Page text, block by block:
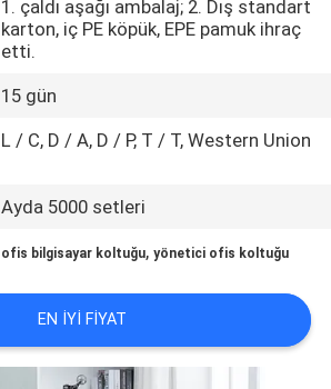
1. çaldı aşağı ambalaj; 2. Dış standart
karton, iç PE köpük, EPE pamuk ihraç
etti.
15 gün
L / C, D / A, D / P, T / T, Western Union
Ayda 5000 setleri
ofis bilgisayar koltuğu,yönetici ofis koltuğu
EN IYI FIYAT